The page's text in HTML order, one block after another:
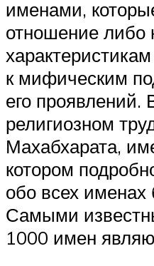
именами,
отношение либо
к мифическим
его проявлений.
религиозном
Махабхарата,
котором
обо всех именах
Самыми
1000 имен